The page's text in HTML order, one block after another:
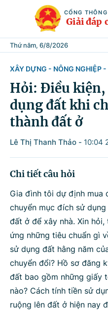
CỔNG
Giải đáp
Thứ năm, 6/8/2026
Từ khóa
Tìm trong
Lĩnh vực
Bộ ngành
Tìm kiếm
XÂY DỰNG - NÔNG NGHIỆP
Hỏi: Điều
dụng đất khi
thành đất ở
Lê Thị Thanh Thảo - 10:04
Chi tiết câu hỏi
Gia đình tôi dự định mua
chuyển mục đích sử
đất ở để xây nhà. Xin
ứng những tiêu chuẩn gì
sử dụng đất hằng năm
chuyển đổi? Hồ sơ đăng
đất bao gồm những giấy
nào? Cách tính tiền sử
ruộng lên đất ở hiện nay